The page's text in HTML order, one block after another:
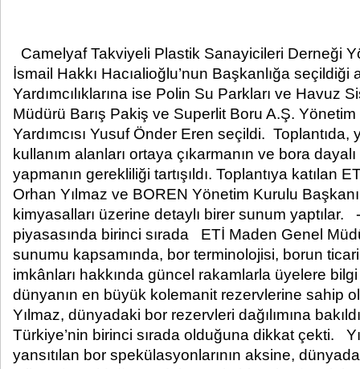
Camelyaf Takviyeli Plastik Sanayicileri Derneği
İsmail Hakkı Hacıalioğlu’nun Başkanlığa
Yardımcılıklarına ise Polin Su Parkları ve Havuz
Müdürü Barış Pakiş ve Superlit Boru A.Ş.
Yardımcısı Yusuf Önder Eren seçildi.
kullanım alanları ortaya çıkarmanın ve bora
yapmanın gerekliliği tartışıldı. Toplantıya katılan
Orhan Yılmaz ve BOREN Yönetim Kurulu
kimyasalları üzerine detaylı birer sunum
piyasasında birinci sırada ETİ Maden Genel
sunumu kapsamında, bor terminolojisi, borun ticari
imkânları hakkında güncel rakamlarla üyelere
dünyanın en büyük kolemanit rezervlerine sahip
Yılmaz, dünyadaki bor rezervleri dağılımına
Türkiye’nin birinci sırada olduğuna dikkat çekti.
yansıtılan bor spekülasyonlarının aksine,